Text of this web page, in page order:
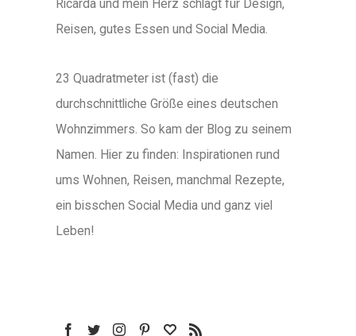
Ricarda und mein Herz schlägt für Design,
Reisen, gutes Essen und Social Media.
23 Quadratmeter ist (fast) die
durchschnittliche Größe eines deutschen
Wohnzimmers. So kam der Blog zu seinem
Namen. Hier zu finden: Inspirationen rund
ums Wohnen, Reisen, manchmal Rezepte,
ein bisschen Social Media und ganz viel
Leben!